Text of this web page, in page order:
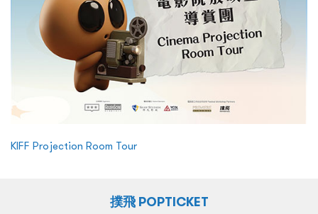
KIFF Projection Room Tour
撲飛 POPTICKET